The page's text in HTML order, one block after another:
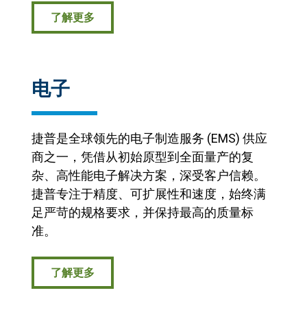
了解更多
电子
捷普是全球领先的电子制造服务 (EMS) 供应
商之一，凭借从初始原型到全面量产的复
杂、高性能电子解决方案，深受客户信赖。
捷普专注于精度、可扩展性和速度，始终满
足严苛的规格要求，并保持最高的质量标
准。
了解更多